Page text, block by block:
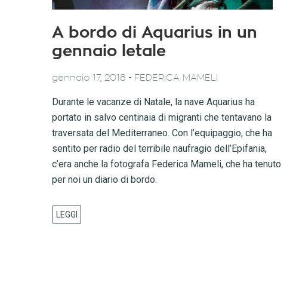
A bordo di Aquarius in un
gennaio letale
gennaio 17, 2018 - FEDERICA MAMELI
Durante le vacanze di Natale, la nave Aquarius ha
portato in salvo centinaia di migranti che tentavano la
traversata del Mediterraneo. Con l’equipaggio, che ha
sentito per radio del terribile naufragio dell’Epifania,
c’era anche la fotografa Federica Mameli, che ha tenuto
per noi un diario di bordo.